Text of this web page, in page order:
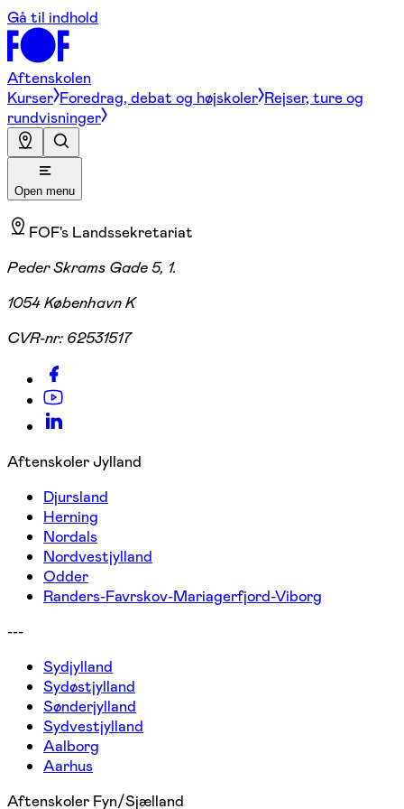
Gå til indhold
Aftenskolen
Kurser Foredrag, debat og højskoler Rejser, ture og
rundvisninger
Open menu
FOF's Landssekretariat
Peder Skrams Gade 5, 1.
1054 København K
CVR-nr: 62531517
Aftenskoler Jylland
Djursland
Herning
Nordals
Nordvestjylland
Odder
Randers-Favrskov-Mariagerfjord-Viborg
---
Sydjylland
Sydøstjylland
Sønderjylland
Sydvestjylland
Aalborg
Aarhus
Aftenskoler Fyn/Sjælland